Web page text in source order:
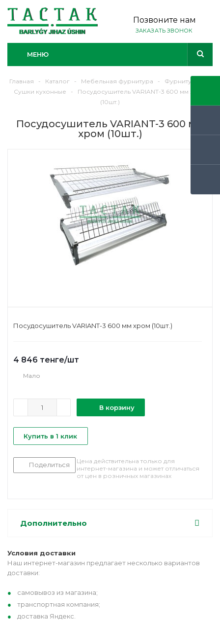
Позвоните нам
ЗАКАЗАТЬ ЗВОНОК
МЕНЮ
Главная - Каталог - Мебельная фурнитура - Фурнитура
Сушки кухонные
-
Посудосушитель VARIANT-3 600 мм хром
(10шт.)
Посудосушитель VARIANT-3 600 мм
хром (10шт.)
Посудосушитель VARIANT-3 600 мм хром (10шт.)
4 846 тенге/шт
Мало
В корзину
Купить в 1 клик
Поделиться
Цена действительна только для
интернет-магазина и может отличаться
от цен в розничных магазинах
Дополнительно
Условия доставки
Наш интернет-магазин предлагает несколько вариантов
доставки:
самовывоз из магазина;
транспортная компания;
доставка Яндекс.